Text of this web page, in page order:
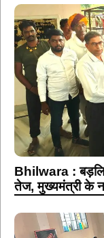
Bhilwara :
तेज, मुख्यमंत्री के